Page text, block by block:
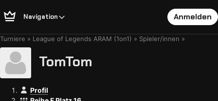
Navigation Anmelden
Turniere League of Legends ARAM (1on1) Spieler/innen
TomTom
Profil